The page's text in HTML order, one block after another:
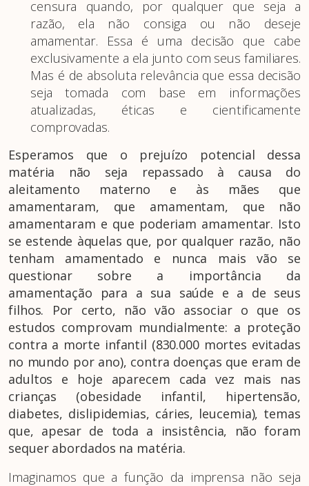
censura quando, por qualquer que seja a
razão, ela não consiga ou não deseje
amamentar. Essa é uma decisão que cabe
exclusivamente a ela junto com seus familiares.
Mas é de absoluta relevância que essa decisão
seja tomada com base em informações
atualizadas, éticas e cientificamente
comprovadas.
Esperamos que o prejuízo potencial dessa
matéria não seja repassado à causa do
aleitamento materno e às mães que
amamentaram, que amamentam, que não
amamentaram e que poderiam amamentar. Isto
se estende àquelas que, por qualquer razão, não
tenham amamentado e nunca mais vão se
questionar sobre a importância da
amamentação para a sua saúde e a de seus
filhos. Por certo, não vão associar o que os
estudos comprovam mundialmente: a proteção
contra a morte infantil (830.000 mortes evitadas
no mundo por ano), contra doenças que eram de
adultos e hoje aparecem cada vez mais nas
crianças (obesidade infantil, hipertensão,
diabetes, dislipidemias, cáries, leucemia), temas
que, apesar de toda a insistência, não foram
sequer abordados na matéria.
Imaginamos que a função da imprensa não seja